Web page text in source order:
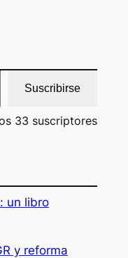
Suscribirse
33 suscriptores
un libro
y reforma